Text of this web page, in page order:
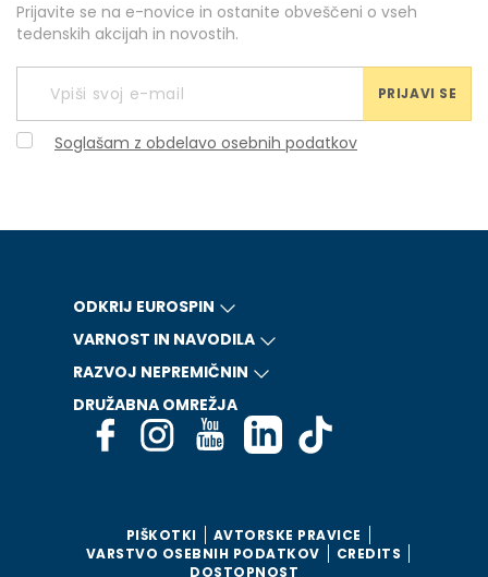
Prijavite se na e-novice in ostanite obveščeni o vseh
tedenskih akcijah in novostih.
PRIJAVI SE
Soglašam z obdelavo osebnih podatkov
ODKRIJ EUROSPIN
VARNOST IN NAVODILA
RAZVOJ NEPREMIČNIN
DRUŽABNA OMREŽJA
PIŠKOTKI
AVTORSKE PRAVICE
VARSTVO OSEBNIH PODATKOV
CREDITS
DOSTOPNOST